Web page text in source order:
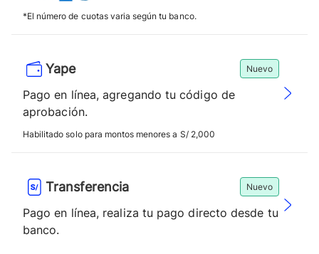
*El número de cuotas varia según tu banco.
Yape Nuevo
Pago en línea, agregando tu código de
aprobación.
Habilitado solo para montos menores a S/ 2,000
Transferencia Nuevo
Pago en línea, realiza tu pago directo desde tu
banco.